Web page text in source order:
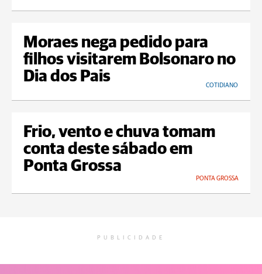
Moraes nega pedido para
filhos visitarem Bolsonaro no
Dia dos Pais
COTIDIANO
Frio, vento e chuva tomam
conta deste sábado em
Ponta Grossa
PONTA GROSSA
PUBLICIDADE